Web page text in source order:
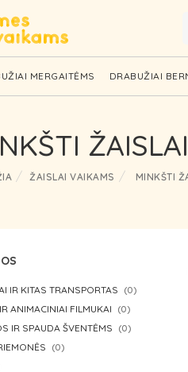
MERGAITĖMS DRABUŽIAI
ŽAISLAI
ŽAISLAI VAIKAMS MINKŠTI
IR KITAS TRANSPORTAS (0)
ANIMACINIAI FILMUKAI (0)
IR SPAUDA ŠVENTĖMS (0)
(0)